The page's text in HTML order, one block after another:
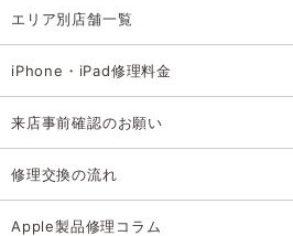
エリア別店舗一覧
iPhone・iPad修理料金
来店事前確認のお願い
修理交換の流れ
Apple製品修理コラム